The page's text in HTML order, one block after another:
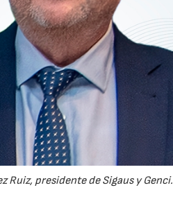
Ruiz, presidente de Sigaus y Genci.